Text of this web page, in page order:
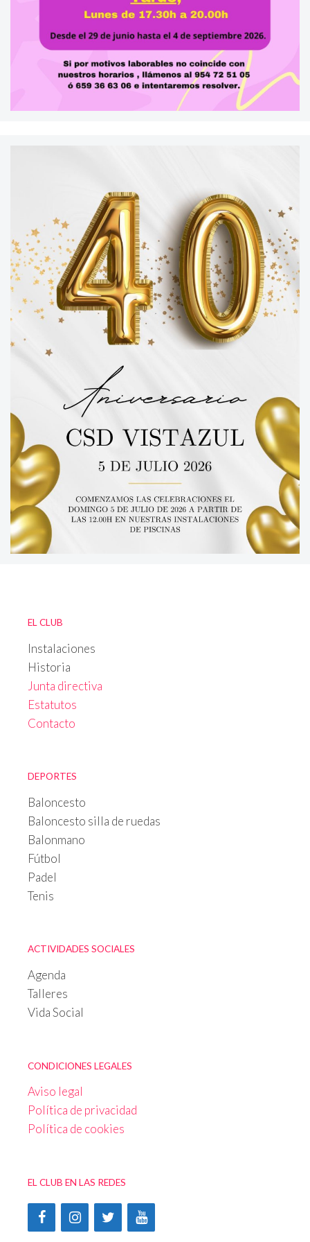
EL CLUB
Instalaciones
Historia
Junta directiva
Estatutos
Contacto
DEPORTES
Baloncesto
Baloncesto silla de ruedas
Balonmano
Fútbol
Padel
Tenis
ACTIVIDADES SOCIALES
Agenda
Talleres
Vida Social
CONDICIONES LEGALES
Aviso legal
Política de privacidad
Política de cookies
EL CLUB EN LAS REDES